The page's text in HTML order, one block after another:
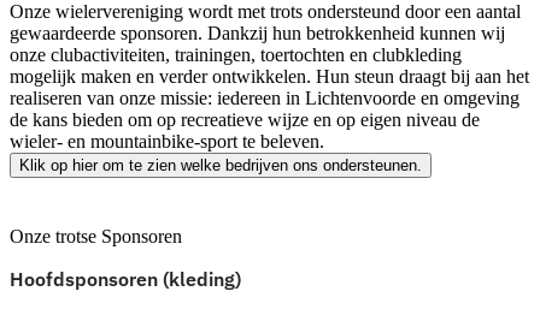
Onze wielervereniging wordt met trots ondersteund door een aantal
gewaardeerde sponsoren. Dankzij hun betrokkenheid kunnen wij
onze clubactiviteiten, trainingen, toertochten en clubkleding
mogelijk maken en verder ontwikkelen. Hun steun draagt bij aan het
realiseren van onze missie: iedereen in Lichtenvoorde en omgeving
de kans bieden om op recreatieve wijze en op eigen niveau de
wieler- en mountainbike-sport te beleven.
Klik op hier om te zien welke bedrijven ons ondersteunen.
Onze trotse Sponsoren
Hoofdsponsoren (kleding)